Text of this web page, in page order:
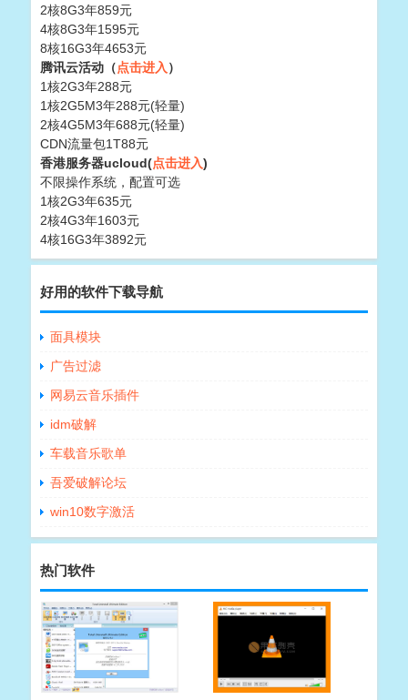
2核8G3年859元
4核8G3年1595元
8核16G3年4653元
腾讯云活动（点击进入）
1核2G3年288元
1核2G5M3年288元(轻量)
2核4G5M3年688元(轻量)
CDN流量包1T88元
香港服务器ucloud(点击进入)
不限操作系统，配置可选
1核2G3年635元
2核4G3年1603元
4核16G3年3892元
好用的软件下载导航
面具模块
广告过滤
网易云音乐插件
idm破解
车载音乐歌单
吾爱破解论坛
win10数字激活
热门软件